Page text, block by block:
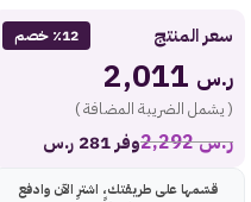
سعر المنتج ٪12 خصم
ر.س
( يشمل الضريبة المضافة )
ر.س2,292 وفر 281 ر.س
قسّمها على طريقتك، اشترِ الآن وادفع